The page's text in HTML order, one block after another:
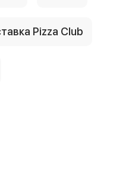
Pizza Club